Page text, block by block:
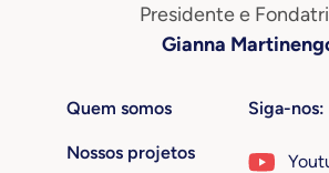
Presidente e
Gianna
Quem somos
Nossos projetos
Siga-nos: